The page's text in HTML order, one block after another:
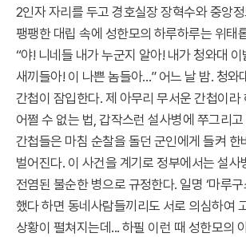
2인자 자리를 두고 경호실장 장혁수와 중앙
팽팽한 대립 속에 성한모의 하루하루는 위태
“야! 니네들 내가 누군지 알아! 내가 청와대 이
새끼들아! 이 나쁜 놈들아…” 어느 날 밤. 청와
간첩이 잠입한다. 제 아무리 무서운 간첩이라
어쩔 수 없는 법, 갑작스런 설사병에 쭈그리
간첩들은 마침 순찰을 돌던 군인에게 들켜 한
벌어진다. 이 사건을 계기로 정부에서는 설사
전염된 불순한 병으로 규정한다. 일명 ‘마루
했다 하면 동네사람들끼리도 서로 의심하여
상황이 펼쳐지는데... 하필 이런 때 성한모의